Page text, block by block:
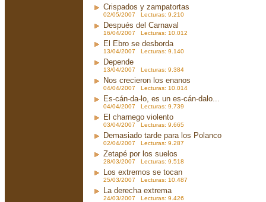
Crispados y zampatortas
02/05/2007 Lecturas: 9.210
Después del Carnaval
16/04/2007 Lecturas: 10.012
El Ebro se desborda
13/04/2007 Lecturas: 9.140
Depende
13/04/2007 Lecturas: 9.384
Nos crecieron los enanos
04/04/2007 Lecturas: 10.014
Es-cán-da-lo, es un es-cán-dalo...
04/04/2007 Lecturas: 9.739
El charnego violento
03/04/2007 Lecturas: 9.665
Demasiado tarde para los Polanco
02/04/2007 Lecturas: 9.287
Zetapé por los suelos
28/03/2007 Lecturas: 9.518
Los extremos se tocan
25/03/2007 Lecturas: 10.487
La derecha extrema
24/03/2007 Lecturas: 9.426